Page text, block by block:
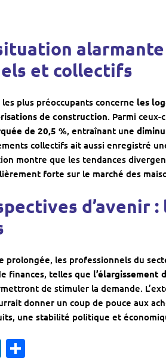
et collectifs
les plus préoccupants concerne les
de construction. Parmi ceux-
de 20,5 %, entraînant une
collectifs ait aussi enregistré
montre que les tendances
forte sur le marché des
d’avenir
prolongée, les professionnels du
finances, telles que l’élargissement
de stimuler la demande.
donner un coup de pouce aux
une stabilité politique et
LinkedIn